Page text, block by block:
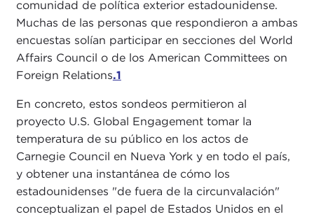
comunidad de política exterior estadounidense.
Muchas de las personas que respondieron a ambas
encuestas solían participar en secciones del World
Affairs Council o de los American Committees on
Foreign Relations.1
En concreto, estos sondeos permitieron al
proyecto U.S. Global Engagement tomar la
temperatura de su público en los actos de
Carnegie Council en Nueva York y en todo el país,
y obtener una instantánea de cómo los
estadounidenses "de fuera de la circunvalación"
conceptualizan el papel de Estados Unidos en el